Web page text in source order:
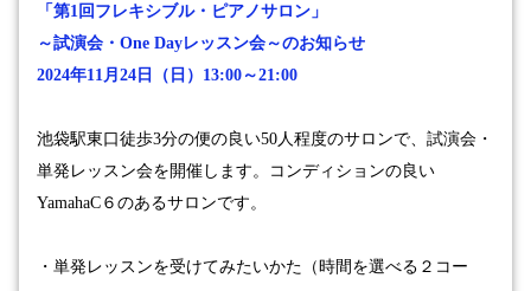
「第1回フレキシブル・ピアノサロン」
～試演会・ One Dayレッスン会～のお知らせ
2024年11 月 24 日（日） 13:00 ～21:00
池袋駅東口徒歩3分の便の良い50 人程度のサロンで、試演会・
単発レッスン会を開催します。コンディションの良い
YamahaC ６のあるサロンです。
・単発レッスンを受けてみたいかた（時間を選べる２コー